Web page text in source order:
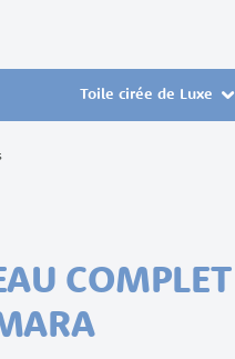
Toile cirée de Luxe